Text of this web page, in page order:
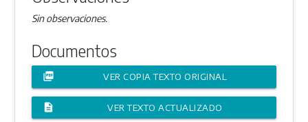
Sin observaciones.
Documentos
picture_as_pdf VER COPIA TEXTO ORIGINAL
description VER TEXTO ACTUALIZADO